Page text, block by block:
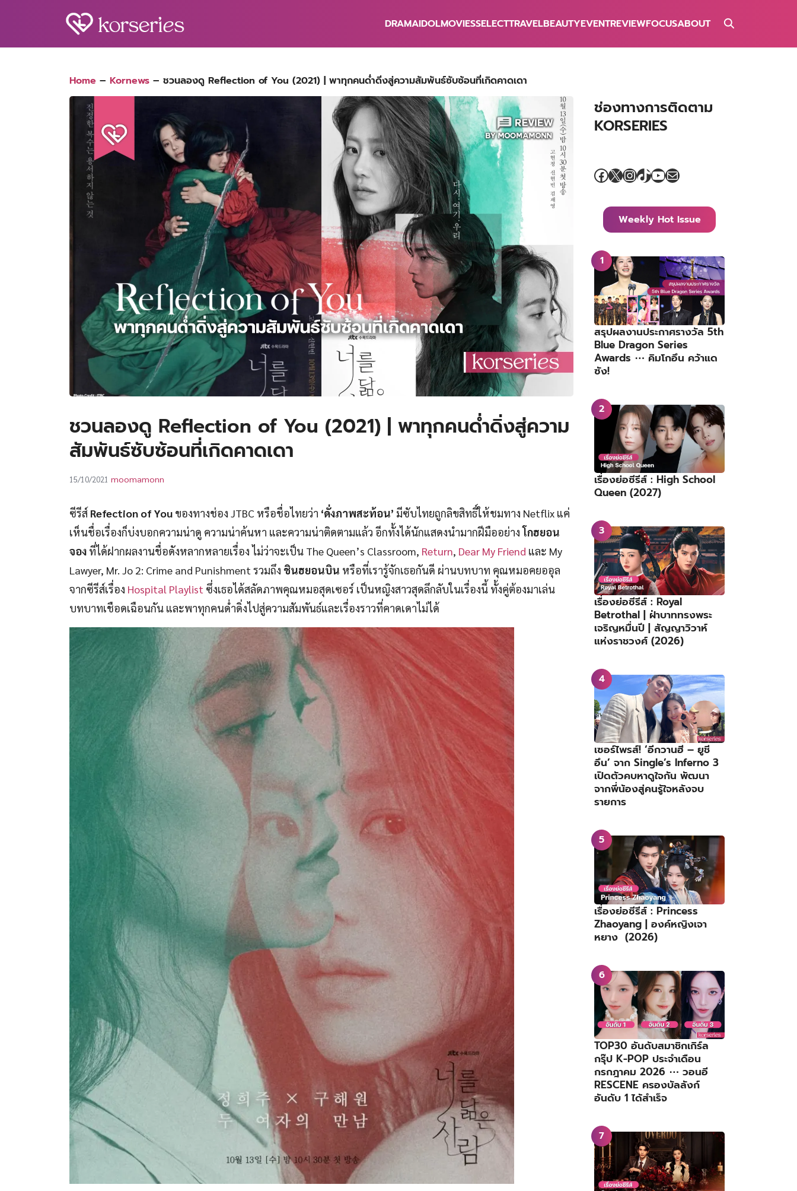
DRAMAIDOLMOVIESSELECTTRAVELBEAUTYEVENTREVIEWFOCUSABOUT
Home – Kornews – ชวนลองดู Reflection of You (2021) | พาทุกคนด่ำดิ่งสู่ความสัมพันธ์ซับซ้อนที่เกิดคาดเดา
ชวนลองดู Reflection of You (2021) | พาทุกคนด่ำดิ่งสู่ความ
สัมพันธ์ซับซ้อนที่เกิดคาดเดา
15/10/2021 moomamonn
ซีรีส์ Refection of You ของทางช่อง JTBC หรือชื่อไทยว่า ‘ดั่งภาพสะท้อน’ มีซับไทยถูกลิขสิทธิ์ให้ชมทาง Netflix แค่
เห็นชื่อเรื่องก็บ่งบอกความน่าดู ความน่าค้นหา และความน่าติดตามแล้ว อีกทั้งได้นักแสดงนำมากฝีมืออย่างโกฮยอน
จอง ที่ได้ฝากผลงานชื่อดังหลากหลายเรื่อง ไม่ว่าจะเป็น The Queen’s Classroom, Return, Dear My Friend และ My
Lawyer, Mr. Jo 2: Crime and Punishment รวมถึง ชินฮยอนบิน หรือที่เรารู้จักเธอกันดี ผ่านบทบาท คุณหมอคยออุล
จากซีรีส์เรื่อง Hospital Playlist ซึ่งเธอได้สลัดภาพคุณหมอสุดเซอร์ เป็นหญิงสาวสุดลึกลับในเรื่องนี้ ทั้งคู่ต้องมาเล่น
บทบาทเชือดเฉือนกัน และพาทุกคนด่ำดิ่งไปสู่ความสัมพันธ์และเรื่องราวที่คาดเดาไม่ได้
ช่องทางการติดตาม
KORSERIES
Facebook
X Instagram
TikTok
YouTube
Mail
Weekly Hot Issue
สรุปผลงานประกาศรางวัล 5th
Blue Dragon Series
Awards ⋯ คิมโกอึน คว้าแด
ซัง!
เรื่องย่อซีรีส์ : High School
Queen (2027)
เรื่องย่อซีรีส์ : Royal
Betrothal | ฝ่าบาททรงพระ
เจริญหมื่นปี | สัญญาวิวาห์
แห่งราชวงศ์ (2026)
เซอร์ไพรส์! ‘อีกวานฮี – ยูชี
อึน’ จาก Single’s Inferno 3
เปิดตัวคบหาดูใจกัน พัฒนา
จากพี่น้องสู่คนรู้ใจหลังจบ
รายการ
เรื่องย่อซีรีส์ : Princess
Zhaoyang | องค์หญิงเจา
หยาง (2026)
TOP30 อันดับสมาชิกเกิร์ล
กรุ๊ป K-POP ประจำเดือน
กรกฎาคม 2026 ⋯ วอนอี
RESCENE ครองบัลลังก์
อันดับ 1 ได้สำเร็จ